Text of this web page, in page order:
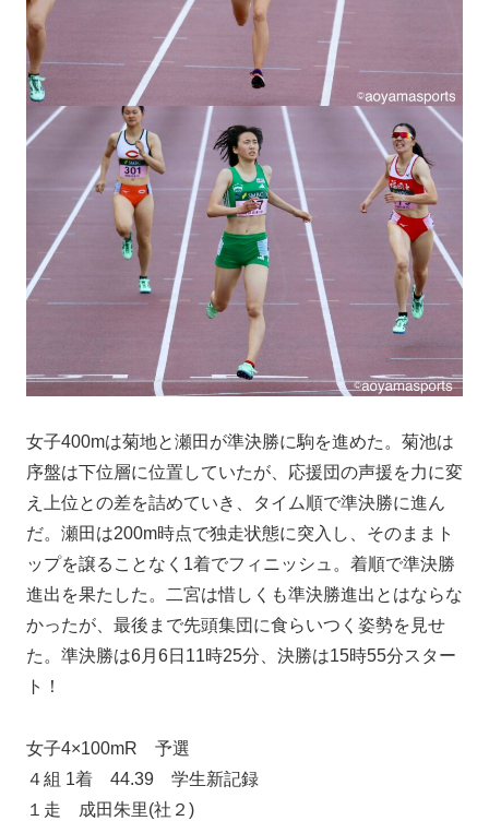
女子400mは菊地と瀬田が準決勝に駒を進めた。菊池は
序盤は下位層に位置していたが、応援団の声援を力に変
え上位との差を詰めていき、タイム順で準決勝に進ん
だ。瀬田は200m時点で独走状態に突入し、そのままト
ップを譲ることなく1着でフィニッシュ。着順で準決勝
進出を果たした。二宮は惜しくも準決勝進出とはならな
かったが、最後まで先頭集団に食らいつく姿勢を見せ
た。準決勝は6月6日11時25分、決勝は15時55分スター
ト！
女子4×100mR 予選
４組 1着 44.39 学生新記録
１走 成田朱里(社２)